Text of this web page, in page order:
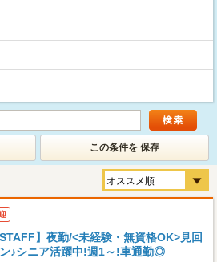
この条件を 保存
STAFF】夜勤/<未経験・無資格OK>見回
♪シニア活躍中!週1～!車通勤◎